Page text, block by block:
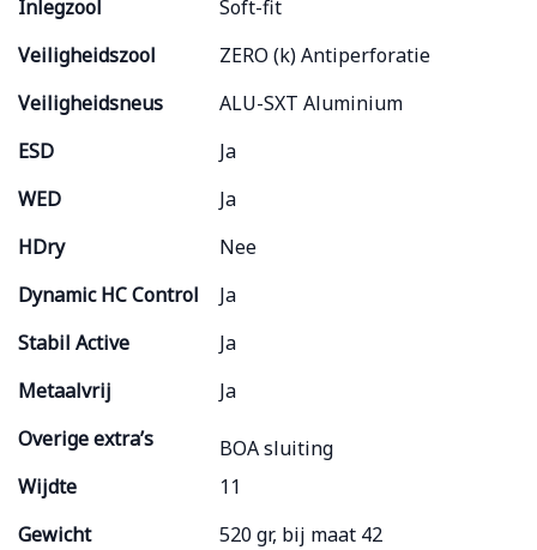
Inlegzool
Soft-fit
Veiligheidszool
ZERO (k) Antiperforatie
Veiligheidsneus
ALU-SXT Aluminium
ESD
Ja
WED
Ja
HDry
Nee
Dynamic HC Control
Ja
Stabil Active
Ja
Metaalvrij
Ja
Overige extra’s
BOA sluiting
Wijdte
11
Gewicht
520 gr, bij maat 42